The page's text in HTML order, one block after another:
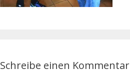
Schreibe einen Kommentar